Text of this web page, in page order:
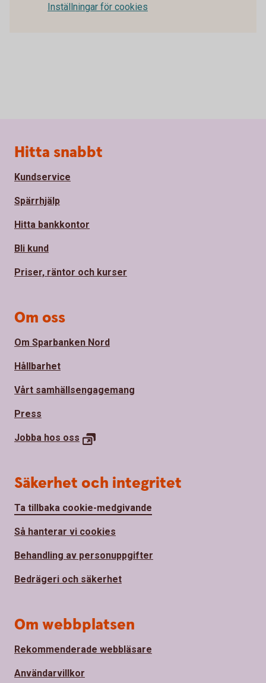
Inställningar för cookies
Sidfot
Hitta snabbt
Kundservice
Spärrhjälp
Hitta bankkontor
Bli kund
Priser, räntor och kurser
Om oss
Om Sparbanken Nord
Hållbarhet
Vårt samhällsengagemang
Press
Jobba hos oss
Säkerhet och integritet
Ta tillbaka cookie-medgivande
Så hanterar vi cookies
Behandling av personuppgifter
Bedrägeri och säkerhet
Om webbplatsen
Rekommenderade webbläsare
Användarvillkor